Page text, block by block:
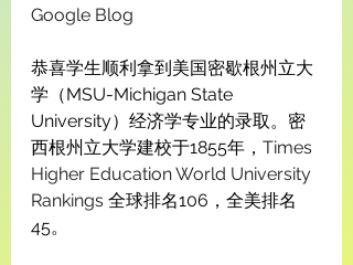
Google Blog
恭喜学生顺利拿到美国密歇根州立大
学（MSU-Michigan State
University）经济学专业的录取。密
西根州立大学建校于1855年， Times
Higher Education World University
Rankings 全球排名106，全美排名
45。